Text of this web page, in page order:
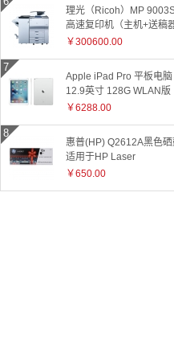
理光（Ricoh）MP
高速复印机（主机+送稿
+小册子装订器）
￥300600.00
Apple iPad Pro 平板电脑
12.9英寸 128G WLAN版
ML0Q2CH 银色
￥6288.00
惠普(HP) Q2612A黑色
适用于HP Laser
Jet1010/1015/1018/
￥650.00